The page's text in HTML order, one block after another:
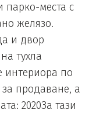
парко-места с
желязо.
и двор
тухла
интериора по
продаване, а
2020За тази